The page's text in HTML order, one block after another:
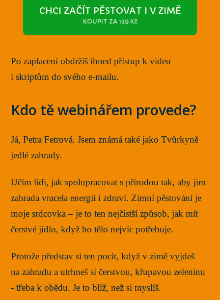
CHCI ZAČÍT PĚSTOVAT I V ZIMĚ
KOUPIT ZA 139 Kč
Po zaplacení obdržíš ihned přístup k videu
i skriptům do svého e-mailu.
Kdo tě webinářem provede?
Já, Petra Fetrová. Jsem známá také jako Tvůrkyně
jedlé zahrady.
Učím lidi, jak spolupracovat s přírodou tak, aby jim
zahrada vracela energii i zdraví. Zimní pěstování je
moje srdcovka – je to ten nejčistší způsob, jak mít
čerstvé jídlo, když ho tělo nejvíc potřebuje.
Protože představ si ten pocit, když v zimě vyjdeš
na zahradu a utrhneš si čerstvou, křupavou zeleninu
- třeba k obědu. Je to blíž, než si myslíš.